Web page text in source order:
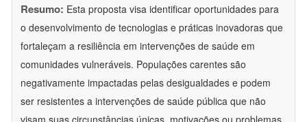
Resumo: Esta proposta visa identificar oportunidades para
o desenvolvimento de tecnologias e práticas inovadoras que
fortaleçam a resiliência em intervenções de saúde em
comunidades vulneráveis. Populações carentes são
negativamente impactadas pelas desigualdades e podem
ser resistentes a intervenções de saúde pública que não